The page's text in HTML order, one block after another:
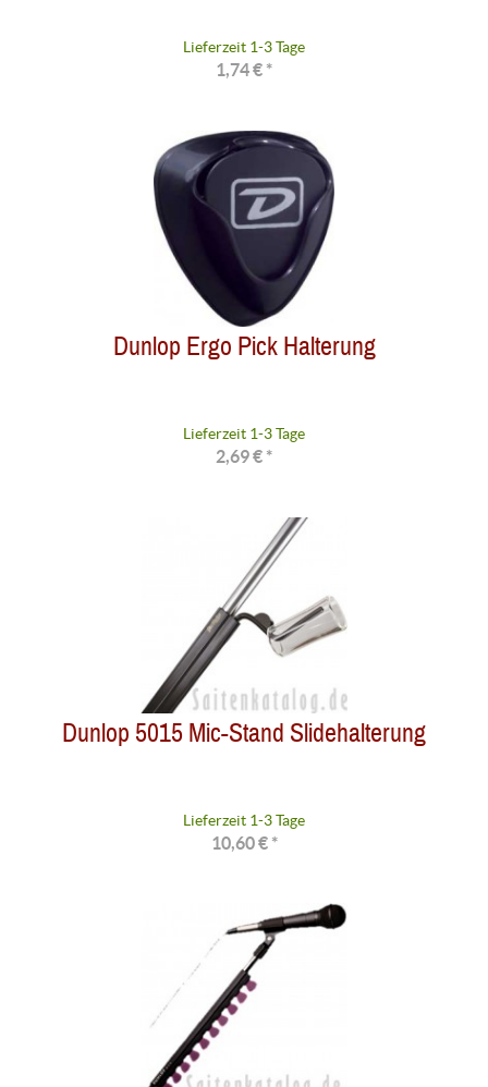
Lieferzeit 1-3 Tage
1,74 € *
Dunlop Ergo Pick Halterung
Lieferzeit 1-3 Tage
2,69 € *
Dunlop 5015 Mic-Stand Slidehalterung
Lieferzeit 1-3 Tage
10,60 € *